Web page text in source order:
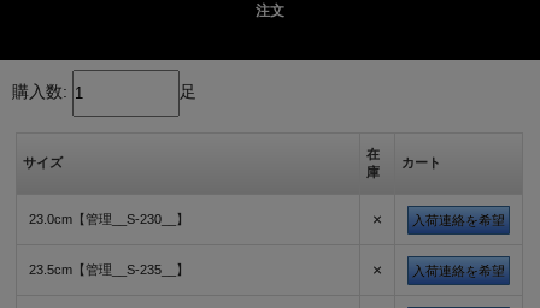
注文
購入数: 足
サイズ
在
庫
カート
23.0cm【管理__S-230__】 × 入荷連絡を希望
23.5cm【管理__S-235__】 × 入荷連絡を希望